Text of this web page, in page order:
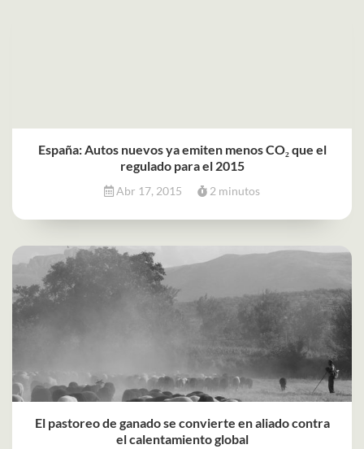
España: Autos nuevos ya emiten menos CO₂ que el
regulado para el 2015
Abr 17, 2015 2 minutos
El pastoreo de ganado se convierte en aliado contra
el calentamiento global